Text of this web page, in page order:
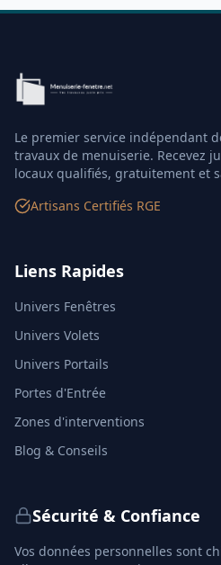
Le premier service indépendant
travaux de menuiserie. Recevez
locaux qualifiés, gratuitement et
Artisans Certifiés RGE
Liens Rapides
Univers Fenêtres
Univers Volets
Univers Portails
Portes d'Entrée
Zones d'interventions
Blog & Conseils
Sécurité & Confiance
Vos données personnelles sont